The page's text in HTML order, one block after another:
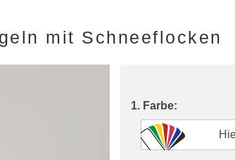
mit Schneeflocken
1. Farbe: